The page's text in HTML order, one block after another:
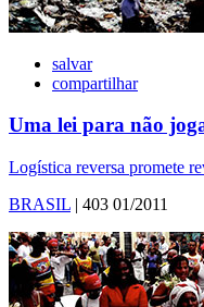
salvar
compartilhar
Uma lei para não
Logística reversa promete
BRASIL | 403 01/2011